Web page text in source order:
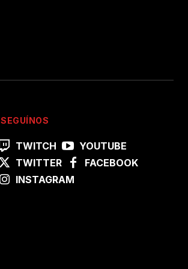
SEGUÍNOS
TWITCH
YOUTUBE
TWITTER
FACEBOOK
INSTAGRAM